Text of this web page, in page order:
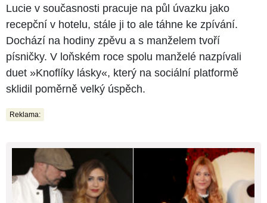
Lucie v současnosti pracuje na půl úvazku jako
recepční v hotelu, stále ji to ale táhne ke zpívání.
Dochází na hodiny zpěvu a s manželem tvoří
písničky. V loňském roce spolu manželé nazpívali
duet »Knoflíky lásky«, který na sociální platformě
sklidil poměrně velký úspěch.
Reklama: